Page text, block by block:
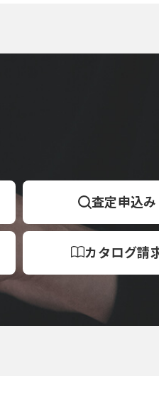
査定申込み
カタログ請